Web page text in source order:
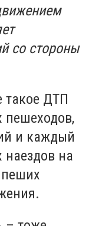
со стороны
такое ДТП
пешеходов,
и каждый
наездов на